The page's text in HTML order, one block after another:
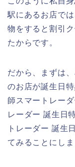
駅にあるお店で
物をすると割引
たからです。
だから、まずは
のお店が誕生日
師スマートレー
レーダー 誕生日
トレーダー 誕生
てみることにしま